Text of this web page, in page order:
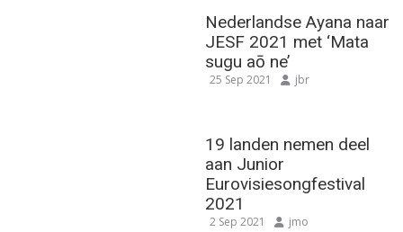
Nederlandse Ayana naar
JESF 2021 met ‘Mata
sugu aō ne’
25 Sep 2021 jbr
19 landen nemen deel
aan Junior
Eurovisiesongfestival
2021
2 Sep 2021 jmo